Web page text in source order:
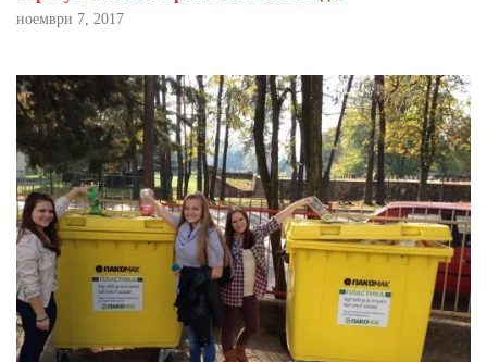
ноември 7, 2017